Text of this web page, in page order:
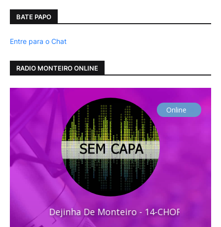
BATE PAPO
Entre para o Chat
RADIO MONTEIRO ONLINE